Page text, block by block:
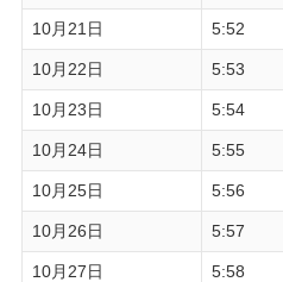
10月21日 5:52
10月22日 5:53
10月23日 5:54
10月24日 5:55
10月25日 5:56
10月26日 5:57
10月27日 5:58